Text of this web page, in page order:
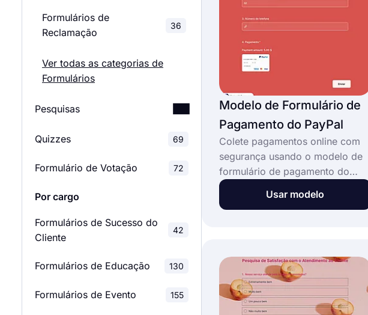
Formulários de
Reclamação
36
Ver todas as categorias de
Formulários
Pesquisas
Pesquisas de Satisfação
de Funcionários
Pesquisas de Avaliação 124
Pesquisas de Feedback 127
Pesquisas de Mercado 28
Quizzes 69
Formulário de Votação 72
Por cargo
Formulários de Sucesso do
Cliente
42
Formulários de Educação 130
Formulários de Evento 155
Modelo de Formulário de
Pagamento do PayPal
Colete pagamentos online com
segurança usando o modelo de
formulário de pagamento do
PayPal do forms.app. Esses
pagamentos podem ser
totalmente gratuito usar a
integração com o PayPal do
forms.app e coletar um número
ilimitado de pagamentos.
Usar modelo